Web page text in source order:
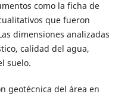
como la ficha de
que fueron
dimensiones analizadas
calidad del agua,
suelo.
geotécnica del área en